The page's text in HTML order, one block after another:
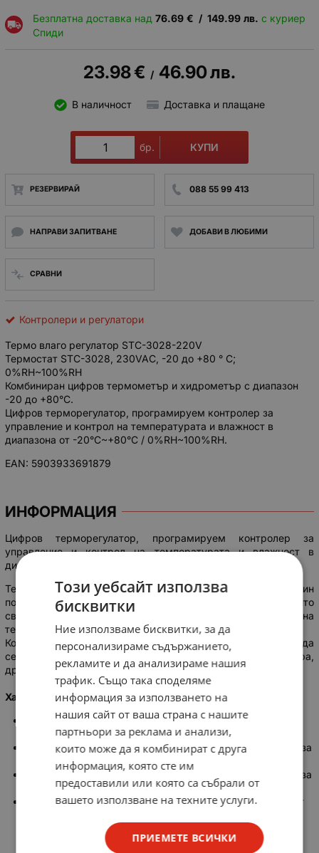
Безплатна доставка над 76.69 € / 149.99 лв. с куриер
Спиди
23.98€ / 46.90лв.
В наличност Доставка и плащане
бр. КУПИ
РЕЗЕРВИРАЙ 088 55 99 413
НАПРАВИ ЗАПИТВАНЕ ДОБАВИ В ЛЮБИМИ
СРАВНИ
Контролери и регулатори
Термо влаго регулатор STC-3028-220V
Термостат STC-3028, 230VAC, -20 до +80 ° C;
0%RH~100%RH
Комбиниран цифров термометър и хидрометър с диапазон
-20 до +80°C.
Цифров терморегулатор, програмируем контролер за
управление и контрол на температурата и влажност в
диапазона от -20°C~+80°C / 0%RH~100%RH.
EAN: 5903933691879
ИНФОРМАЦИЯ
Цифров терморегулатор, програмируем контролер за
управление и контрол на температурата и влажност в
диапазона от -20°C~+80°C / 0%RH~100%RH.
Термостата има два дисплея: червен за температурата, и син
показващ. Над всеки от дисплеите има светодиод, който
светва при активиране на устройството за контрол на
температура / влажност.
Контролера има 2 релейни изхода (10A всеки), които могат да
се конфигурират независимо, единият за температура,
другият за влажност.
Характеристики:
Едновременно следене и управление на температура и
влажност.
Възможност за включване едновременно към системи за
охлаждане / отопление
Възможност за включване едновременно към системи за
овлажняване / обезвлажняване
Функциите Отопление и Охлаждане могат да се задават
промени в параметрите. Същата функционалност е
предвидена и при контрол на влажността.
Този уебсайт използва
бисквитки
Ние използваме бисквитки, за да
персонализираме съдържанието,
рекламите и да анализираме нашия
трафик. Също така споделяме
информация за използването на
нашия сайт от ваша страна с нашите
партньори за реклама и анализи,
които може да я комбинират с друга
информация, която сте им
предоставили или която са събрали от
вашето използване на техните услуги.
ПРИЕМЕТЕ ВСИЧКИ